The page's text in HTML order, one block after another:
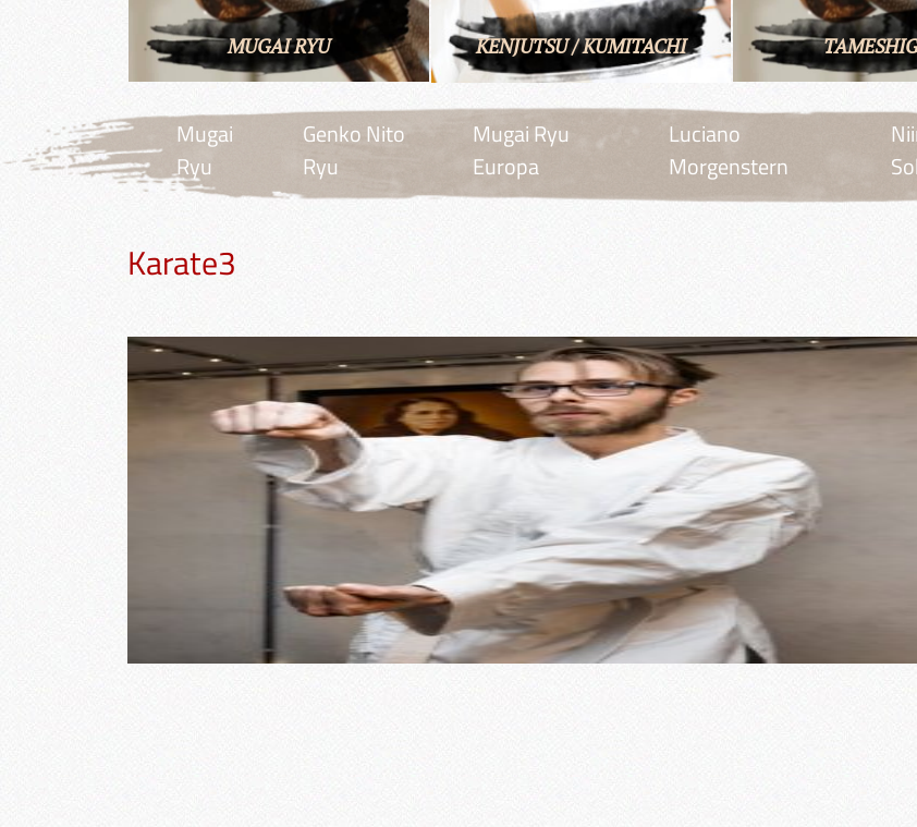
MUGAI RYU KENJUTSU / KUMITACHI
Mugai
Ryu
Genko Nito
Ryu
Mugai Ryu
Europa
Luciano
Morgenstern
Karate3